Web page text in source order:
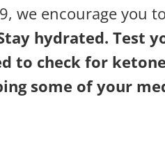
we encourage you
hydrated. Test
to check for
some of your